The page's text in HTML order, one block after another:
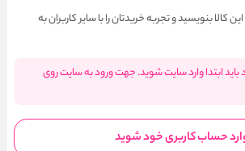
کالا بنویسید و تجربه خریدتان را با سایر کاربران به
ابتدا وارد سایت شوید. جهت ورود به سایت روی
حساب کاربری خود شوید